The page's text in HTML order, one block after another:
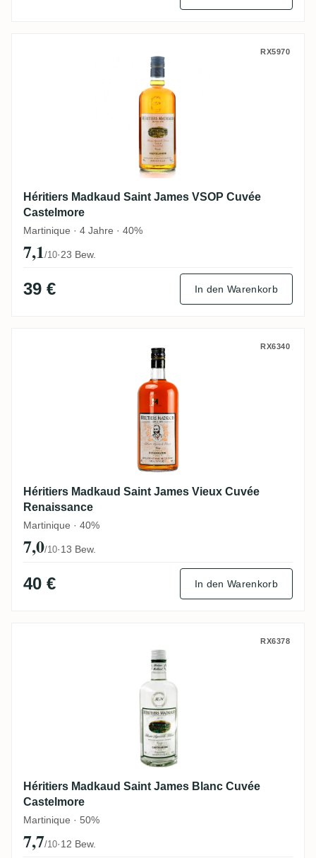
Héritiers Madkaud Saint James VSOP
RX5970
Héritiers Madkaud Saint James VSOP Cuvée
Castelmore
Martinique · 4 Jahre · 40%
7,1/10·23 Bew.
39 € In den Warenkorb
Héritiers Madkaud Saint James Vieux
RX6340
Héritiers Madkaud Saint James Vieux Cuvée
Renaissance
Martinique · 40%
7,0/10·13 Bew.
40 € In den Warenkorb
Héritiers Madkaud Saint James Blanc
RX6378
Héritiers Madkaud Saint James Blanc Cuvée
Castelmore
Martinique · 50%
7,7/10·12 Bew.